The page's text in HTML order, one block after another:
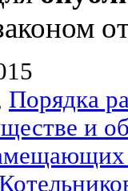
Порядка
и